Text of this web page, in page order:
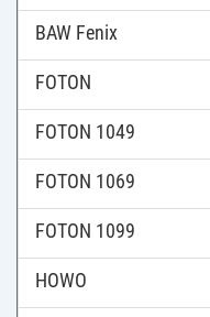
BAW Fenix
FOTON
FOTON 1049
FOTON 1069
FOTON 1099
HOWO